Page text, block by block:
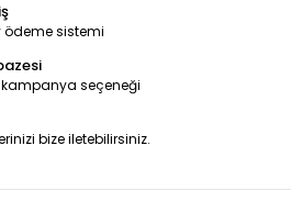
ödeme sistemi
seçeneği
bize iletebilirsiniz.